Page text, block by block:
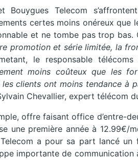
Bouygues Telecom
certes moins onéreux que
et ne tombe pas trop bas.
promotion et série limitée, la
le responsable
moins coûteux que les
clients ont moins tendance à
Chevallier, expert télécom
offre faisant office d’entre-
une première année à
a pour sa part lancé
importante de communication